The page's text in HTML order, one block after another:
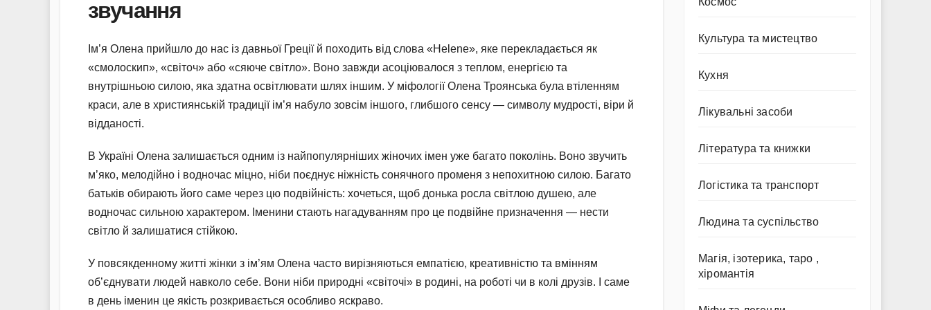
звучання
Ім’я Олена прийшло до нас із давньої Греції й походить від слова «Helene», яке перекладається як
«смолоскип», «світоч» або «сяюче світло». Воно завжди асоціювалося з теплом, енергією та
внутрішньою силою, яка здатна освітлювати шлях іншим. У міфології Олена Троянська була втіленням
краси, але в християнській традиції ім’я набуло зовсім іншого, глибшого сенсу — символу мудрості, віри й
відданості.
В Україні Олена залишається одним із найпопулярніших жіночих імен уже багато поколінь. Воно звучить
м’яко, мелодійно і водночас міцно, ніби поєднує ніжність сонячного променя з непохитною силою. Багато
батьків обирають його саме через цю подвійність: хочеться, щоб донька росла світлою душею, але
водночас сильною характером. Іменини стають нагадуванням про це подвійне призначення — нести
світло й залишатися стійкою.
У повсякденному житті жінки з ім’ям Олена часто вирізняються емпатією, креативністю та вмінням
об’єднувати людей навколо себе. Вони ніби природні «світочі» в родині, на роботі чи в колі друзів. І саме
в день іменин це якість розкривається особливо яскраво.
Культура та мистецтво
Кухня
Лікувальні засоби
Література та книжки
Логістика та транспорт
Людина та суспільство
Магія, ізотерика, таро ,
хіромантія